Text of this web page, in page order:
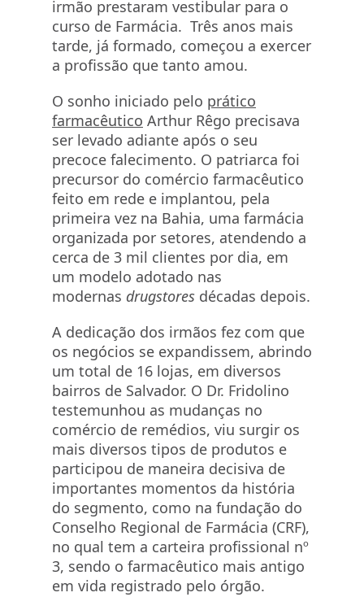
irmão prestaram vestibular para o
curso de Farmácia. Três anos mais
tarde, já formado, começou a exercer
a profissão que tanto amou.
O sonho iniciado pelo prático
farmacêutico Arthur Rêgo precisava
ser levado adiante após o seu
precoce falecimento. O patriarca foi
precursor do comércio farmacêutico
feito em rede e implantou, pela
primeira vez na Bahia, uma farmácia
organizada por setores, atendendo a
cerca de 3 mil clientes por dia, em
um modelo adotado nas
modernas drugstores décadas depois.
A dedicação dos irmãos fez com que
os negócios se expandissem, abrindo
um total de 16 lojas, em diversos
bairros de Salvador. O Dr. Fridolino
testemunhou as mudanças no
comércio de remédios, viu surgir os
mais diversos tipos de produtos e
participou de maneira decisiva de
importantes momentos da história
do segmento, como na fundação do
Conselho Regional de Farmácia (CRF),
no qual tem a carteira profissional nº
3, sendo o farmacêutico mais antigo
em vida registrado pelo órgão.